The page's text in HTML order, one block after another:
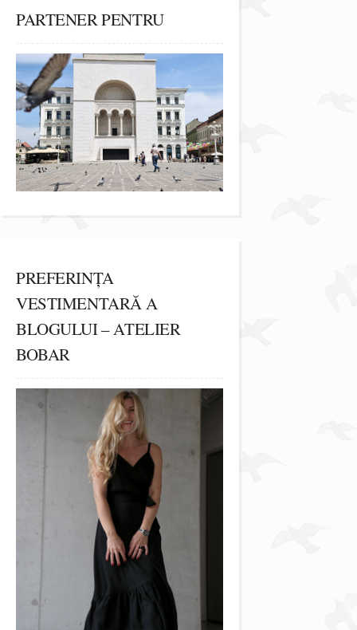
PARTENER PENTRU
PREFERINȚA
VESTIMENTARĂ A
BLOGULUI – ATELIER
BOBAR